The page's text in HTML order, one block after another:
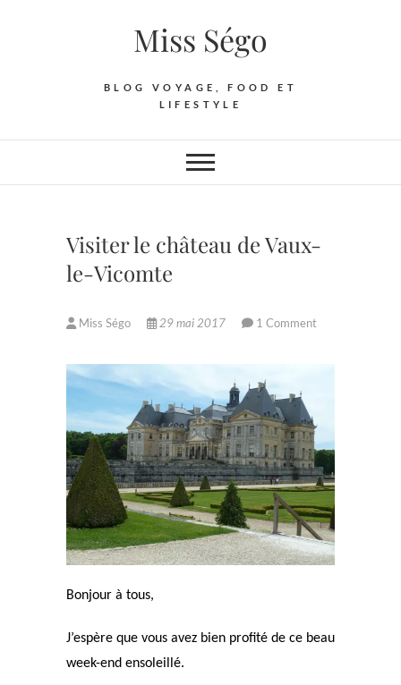
Miss Ségo
BLOG VOYAGE, FOOD ET
LIFESTYLE
Visiter le château de Vaux-
le-Vicomte
Miss Ségo 29 mai 2017 1 Comment
Bonjour à tous,
J’espère que vous avez bien profité de ce beau
week-end ensoleillé.